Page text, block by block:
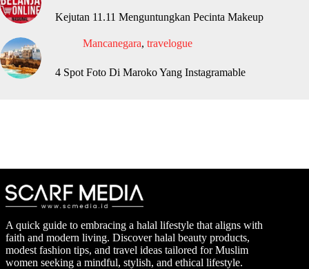
Kejutan 11.11 Menguntungkan Pecinta Makeup
Mancanegara, travelogue
4 Spot Foto Di Maroko Yang Instagramable
A quick guide to embracing a halal lifestyle that aligns with
faith and modern living. Discover halal beauty products,
modest fashion tips, and travel ideas tailored for Muslim
women seeking a mindful, stylish, and ethical lifestyle.